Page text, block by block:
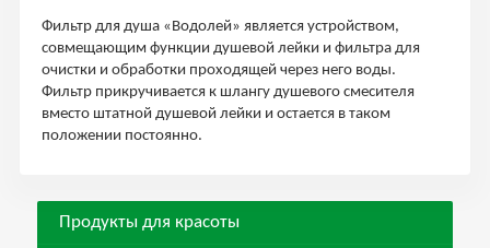
Фильтр для душа «Водолей» является устройством,
совмещающим функции душевой лейки и фильтра для
очистки и обработки проходящей через него воды.
Фильтр прикручивается к шлангу душевого смесителя
вместо штатной душевой лейки и остается в таком
положении постоянно.
Продукты для красоты